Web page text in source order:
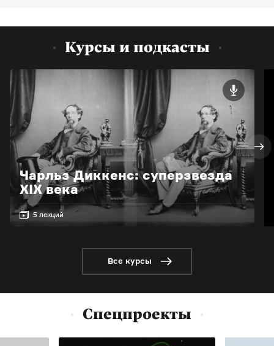
Курсы и подкасты
Чарльз Диккенс: суперзвезда
XIX века
5 лекций
Все курсы
Спецпроекты